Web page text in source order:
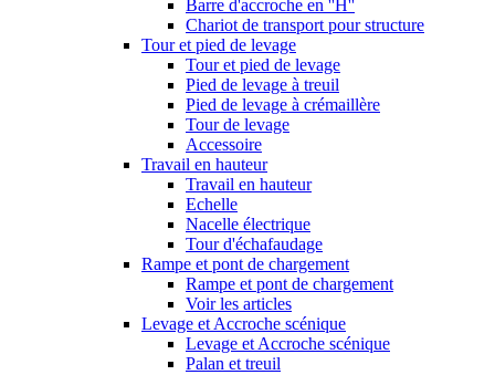
Barre d'accroche en ''H''
Chariot de transport pour structure
Tour et pied de levage
Tour et pied de levage
Pied de levage à treuil
Pied de levage à crémaillère
Tour de levage
Accessoire
Travail en hauteur
Travail en hauteur
Echelle
Nacelle électrique
Tour d'échafaudage
Rampe et pont de chargement
Rampe et pont de chargement
Voir les articles
Levage et Accroche scénique
Levage et Accroche scénique
Palan et treuil